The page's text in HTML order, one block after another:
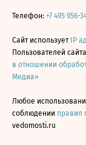
Телефон: +7 495 956-
Сайт использует IP
Пользователей
в отношении
Медиа»
Любое
соблюдении правил
vedomosti.ru